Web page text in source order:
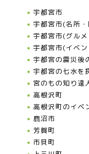
宇都宮市
宇都宮市(名所
宇都宮市(グル
宇都宮市(イベ
宇都宮の震災後
宇都宮の七水を
宮のもの知り達
高根沢町
高根沢町のイベ
鹿沼市
芳賀町
市貝町